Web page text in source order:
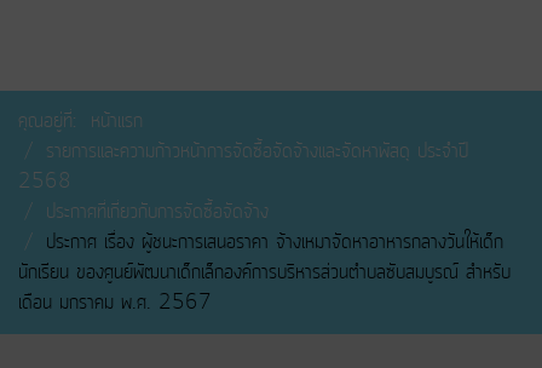
คุณอยู่ที่: หน้าแรก
รายการและความก้าวหน้าการจัดซื้อจัดจ้างและจัดหาพัสดุ ประจำปี
2568
ประกาศที่เกี่ยวกับการจัดซื้อจัดจ้าง
ประกาศ เรื่อง ผู้ชนะการเสนอราคา จ้างเหมาจัดหาอาหารกลางวันให้เด็ก
นักเรียน ของศูนย์พัฒนาเด็กเล็กองค์การบริหารส่วนตำบลซับสมบูรณ์ สำหรับ
เดือน มกราคม พ.ศ. 2567